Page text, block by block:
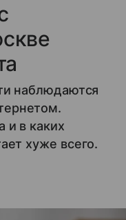
наблюдаются
и в каких
хуже всего.